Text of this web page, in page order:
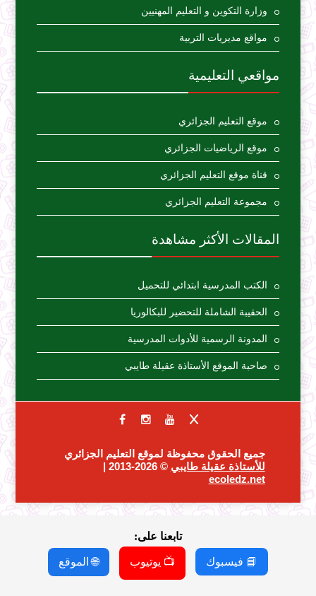
وزارة التكوين و التعليم المهنيين
مواقع مديريات التربية
مواقعي التعليمية
موقع التعليم الجزائري
موقع الرياضيات الجزائري
قناة موقع التعليم الجزائري
مجموعة التعليم الجزائري
المقالات الأكثر مشاهدة
الكتب المدرسية ابتدائي للتحميل
الحقيبة الشاملة للتحضير للبكالوريا
المدونة الرسمية للأدوات المدرسية
صاحبة الموقع الأستاذة عقيلة طايبي
جميع الحقوق محفوظة لموقع التعليم الجزائري
للأستاذة عقيلة طايبي © 2026-2013 |
ecoledz.net
تابعنا على:
📘 فيسبوك 📺 يوتيوب 🌐 الموقع